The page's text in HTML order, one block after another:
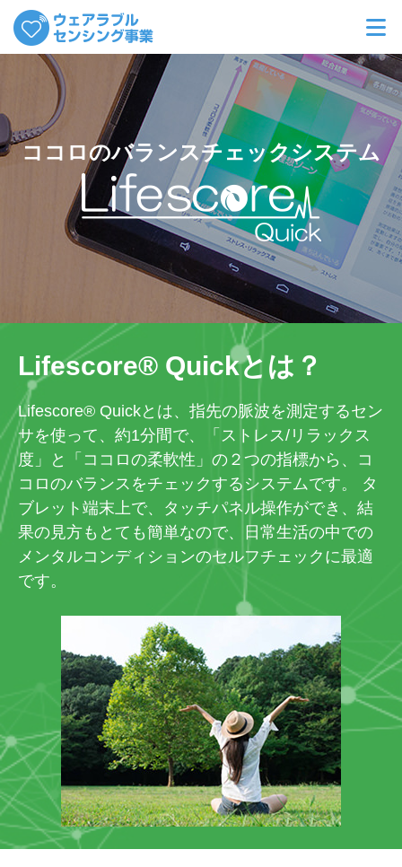
Lifescore
Lifescore Quick
Lifescore Health&Beauty
ウェアラブルセンサ販売
お問い合せ
ココロのバランスチェックシステム
Lifescore® Quickとは？
Lifescore® Quickとは、指先の脈波を測定するセン
サを使って、約1分間で、「ストレス/リラックス
度」と「ココロの柔軟性」の２つの指標から、コ
コロのバランスをチェックするシステムです。 タ
ブレット端末上で、タッチパネル操作ができ、結
果の見方もとても簡単なので、日常生活の中での
メンタルコンディションのセルフチェックに最適
です。